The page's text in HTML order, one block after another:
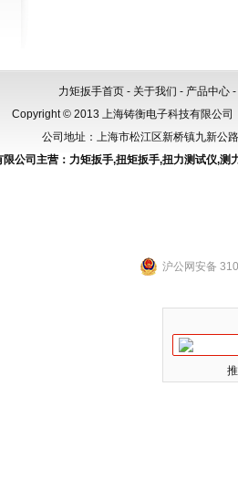
力矩扳手首页 - 关于我们 - 产品中心 -
Copyright © 2013 上海铸衡电子科技有限公
公司地址：上海市松江区新桥镇九新
公司主营： 力矩扳手,扭矩扳手,扭力测试仪,测
沪公网安备